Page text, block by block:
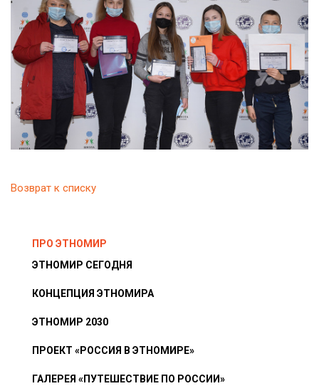
Возврат к списку
ПРО ЭТНОМИР
ЭТНОМИР СЕГОДНЯ
КОНЦЕПЦИЯ ЭТНОМИРА
ЭТНОМИР 2030
ПРОЕКТ «РОССИЯ В ЭТНОМИРЕ»
ГАЛЕРЕЯ «ПУТЕШЕСТВИЕ ПО РОССИИ»